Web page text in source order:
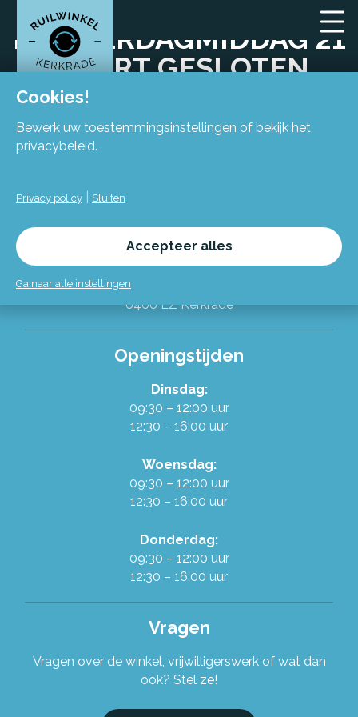
Alles over de Ruilwinkel
Werken in de Ruilwinkel
Stel je vraag!
DONDERDAGMIDDAG 21
MAART GESLOTEN
Flexiforum Kerkrade
Spekhofstraat 15
(bij binnenkomst grote trap omhoog)
6466 LZ Kerkrade
Openingstijden
Dinsdag:
09:30 – 12:00 uur
12:30 – 16:00 uur
Woensdag:
09:30 – 12:00 uur
12:30 – 16:00 uur
Donderdag:
09:30 – 12:00 uur
12:30 – 16:00 uur
Vragen
Vragen over de winkel, vrijwilligerswerk of wat dan
ook? Stel ze!
Cookies!
Bewerk uw toestemmingsinstellingen of bekijk het
privacybeleid.
Privacy policy Sluiten
Accepteer alles
Ga naar alle instellingen